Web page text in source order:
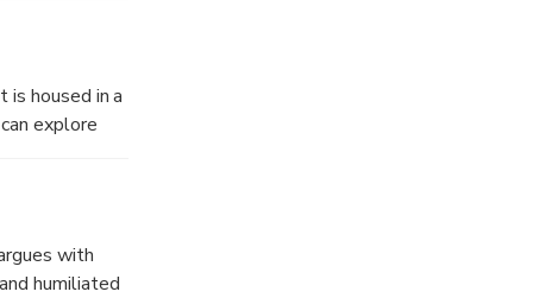
landmark
Radcliffe
housed in a
explore
Here you
blue badge
dating from
Ionic, with
humiliated